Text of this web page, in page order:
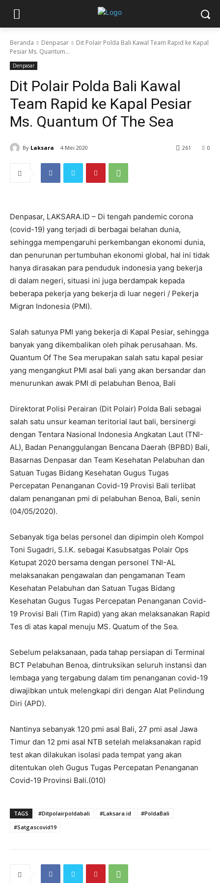
Beranda Denpasar
Dit Polair Polda Bali Kawal Team Rapid ke Kapal
Pesiar Ms. Quantum...
Denpasar
Dit Polair Polda Bali Kawal
Team Rapid ke Kapal Pesiar
Ms. Quantum Of The Sea
By Laksara 4 Mei 2020 0
261
Denpasar, LAKSARA.ID – Di tengah pandemic corona
(covid-19) yang terjadi di berbagai belahan dunia,
sehingga mempengaruhi perkembangan ekonomi dunia,
dan penurunan pertumbuhan ekonomi global, hal ini tidak
hanya dirasakan para penduduk indonesia yang bekerja
di dalam negeri, situasi ini juga berdampak kepada
beberapa pekerja yang bekerja di luar negeri / Pekerja
Migran Indonesia (PMI).
Salah satunya PMI yang bekerja di Kapal Pesiar, sehingga
banyak yang dikembalikan oleh pihak perusahaan. Ms.
Quantum Of The Sea merupakan salah satu kapal pesiar
yang mengangkut PMI asal bali yang akan bersandar dan
menurunkan awak PMI di pelabuhan Benoa, Bali
Direktorat Polisi Perairan (Dit Polair) Polda Bali sebagai
salah satu unsur keaman teritorial laut bali, bersinergi
dengan Tentara Nasional Indonesia Angkatan Laut (TNI-
AL), Badan Penanggulangan Bencana Daerah (BPBD) Bali,
Basarnas Denpasar dan Team Kesehatan Pelabuhan dan
Satuan Tugas Bidang Kesehatan Gugus Tugas
Percepatan Penanganan Covid-19 Provisi Bali terlibat
dalam penanganan pmi di pelabuhan Benoa, Bali, senin
(04/05/2020).
Sebanyak tiga belas personel dan dipimpin oleh Kompol
Toni Sugadri, S.I.K. sebagai Kasubsatgas Polair Ops
Ketupat 2020 bersama dengan personel TNI-AL
melaksanakan pengawalan dan pengamanan Team
Kesehatan Pelabuhan dan Satuan Tugas Bidang
Kesehatan Gugus Tugas Percepatan Penanganan Covid-
19 Provisi Bali (Tim Rapid) yang akan melaksanakan Rapid
Tes di atas kapal menuju MS. Quatum of the Sea.
Sebelum pelaksanaan, pada tahap persiapan di Terminal
BCT Pelabuhan Benoa, dintruksikan seluruh instansi dan
lembaga yang tergabung dalam tim penanganan covid-19
diwajibkan untuk melengkapi diri dengan Alat Pelindung
Diri (APD).
Nantinya sebanyak 120 pmi asal Bali, 27 pmi asal Jawa
Timur dan 12 pmi asal NTB setelah melaksanakan rapid
test akan dilakukan isolasi pada tempat yang akan
ditentukan oleh Gugus Tugas Percepatan Penanganan
Covid-19 Provinsi Bali.(010)
TAGS #Ditpolairpoldabali #Laksara.id
#PoldaBali
#Satgascovid19